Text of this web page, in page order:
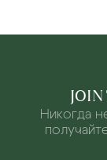
Никогда